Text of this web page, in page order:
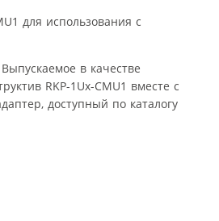
для использования с
в качестве
RKP-1Ux-CMU1 вместе с
доступный по каталогу